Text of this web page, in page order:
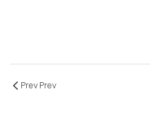
Prev Prev